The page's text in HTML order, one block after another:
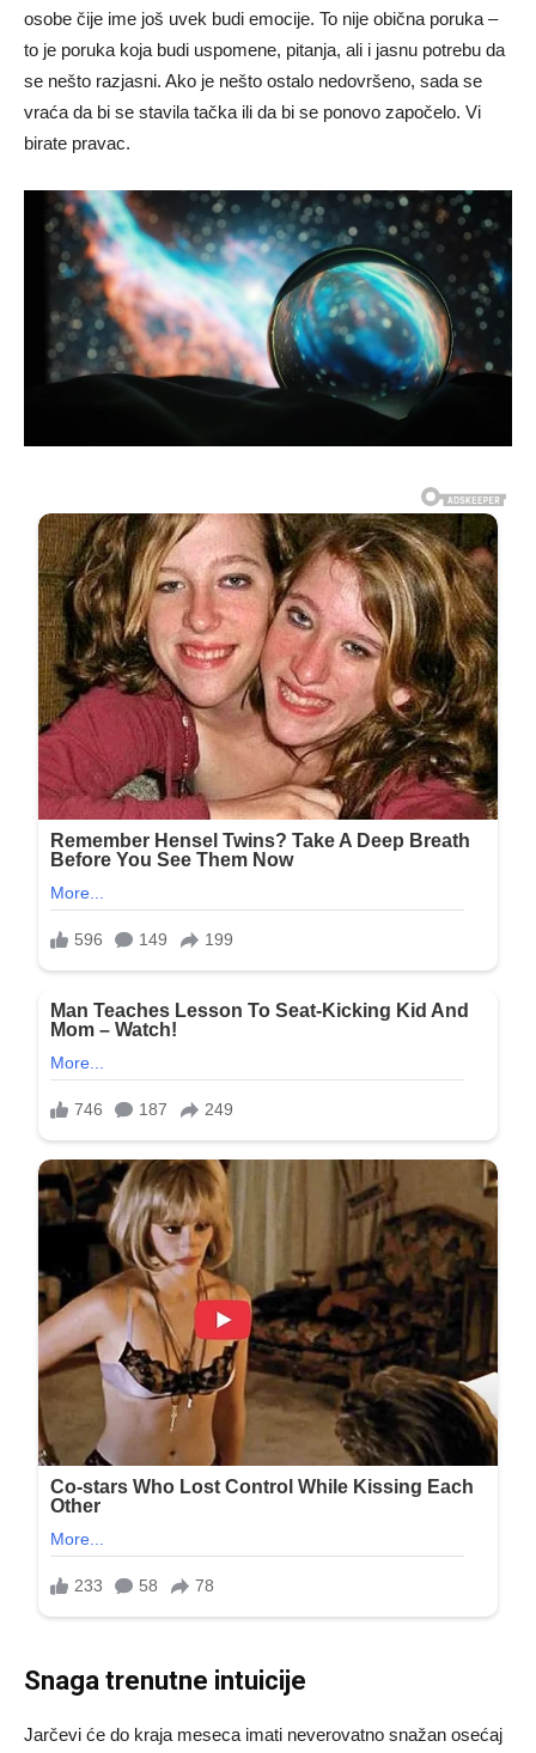
osobe čije ime još uvek budi emocije. To nije obična poruka –
to je poruka koja budi uspomene, pitanja, ali i jasnu potrebu da
se nešto razjasni. Ako je nešto ostalo nedovršeno, sada se
vraća da bi se stavila tačka ili da bi se ponovo započelo. Vi
birate pravac.
Snaga trenutne intuicije
Jarčevi će do kraja meseca imati neverovatno snažan osećaj